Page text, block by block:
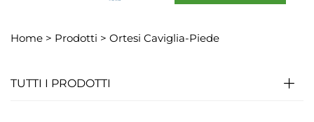
Home > Prodotti > Ortesi Caviglia-Piede
TUTTI I PRODOTTI